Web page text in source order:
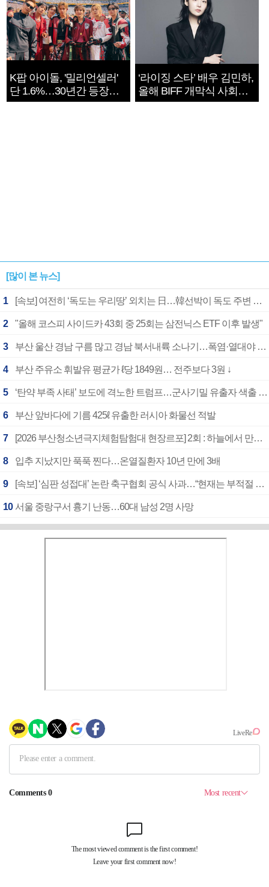
K팝 아이돌, '밀리언셀러'
단 1.6%…30년간 등장
1182개팀 전수조사
‘라이징 스타’ 배우 김민하,
올해 BIFF 개막식 사회자
확정
[많이 본 뉴스]
1 [속보] 여전히 ‘독도는 우리땅’ 외치는 日…韓선박이 독도 주변 해양조사 활동하자 반발
2 "올해 코스피 사이드카 43회 중 25회는 삼전닉스 ETF 이후 발생"
3 부산 울산 경남 구름 많고 경남 북서내륙 소나기…폭염·열대야 계속
4 부산 주유소 휘발유 평균가 ℓ당 1849원… 전주보다 3원 ↓
5 ‘탄약 부족 사태’ 보도에 격노한 트럼프…군사기밀 유출자 색출 지시
6 부산 앞바다에 기름 425ℓ 유출한 러시아 화물선 적발
7 [2026 부산청소년극지체험탐험대 현장르포] 2회 : 하늘에서 만난 얼음의 나라
8 입추 지났지만 푹푹 찐다…온열질환자 10년 만에 3배
9 [속보] ‘심판 성접대’ 논란 축구협회 공식 사과…“현재는 부적절 행위 없어”
10 서울 중랑구서 흉기 난동…60대 남성 2명 사망